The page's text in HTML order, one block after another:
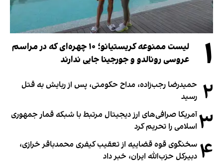
۱
لیست ممنوعه کریستیانو؛ ۱۰ چهره‌ای که در مراسم
عروسی رونالدو و جورجینا جایی ندارند
۲ حمیدرضا رجب‌زاده، مداح حکومتی، پس از ربایش به قتل
رسید
۳آمریکا صرافی‌های ارز دیجیتال مرتبط با شبکه قمار جمهوری
اسلامی را تحریم کرد
۴ سخنگوی قوه قضاییه از تعقیب کیفری محمدباقر خرازی،
دبیر‌کل حزب‌الله ایران، خبر داد